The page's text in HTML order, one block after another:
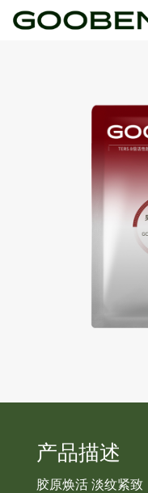
产品描述
胶原焕活 淡纹紧致